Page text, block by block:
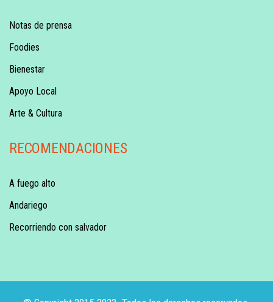
Notas de prensa
Foodies
Bienestar
Apoyo Local
Arte & Cultura
RECOMENDACIONES
A fuego alto
Andariego
Recorriendo con salvador